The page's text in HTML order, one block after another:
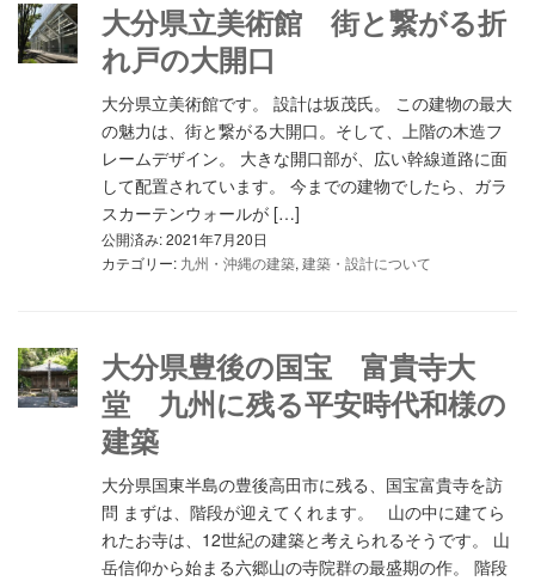
大分県立美術館 街と繋がる折
れ戸の大開口
大分県立美術館です。 設計は坂茂氏。 この建物の最大
の魅力は、街と繋がる大開口。そして、上階の木造フ
レームデザイン。 大きな開口部が、広い幹線道路に面
して配置されています。 今までの建物でしたら、ガラ
スカーテンウォールが […]
公開済み: 2021年7月20日
カテゴリー: 九州・沖縄の建築, 建築・設計について
大分県豊後の国宝 富貴寺大
堂 九州に残る平安時代和様の
建築
大分県国東半島の豊後高田市に残る、国宝富貴寺を訪
問 まずは、階段が迎えてくれます。 山の中に建てら
れたお寺は、12世紀の建築と考えられるそうです。 山
岳信仰から始まる六郷山の寺院群の最盛期の作。 階段